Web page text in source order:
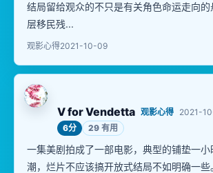
结局留给观众的不只是有关角色命运走向
层移民残...
观影心得2021-10-09
V for Vendetta 观影心得 2021-
6分
29 有用
一集美剧拍成了一部电影，典型的铺垫一小
潮，烂片不应该搞开放式结局不如明确一